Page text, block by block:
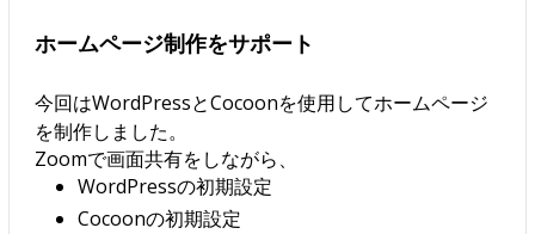
ホームページ制作をサポート
今回はWordPressとCocoonを使用してホームページ
を制作しました。
Zoomで画面共有をしながら、
WordPressの初期設定
Cocoonの初期設定